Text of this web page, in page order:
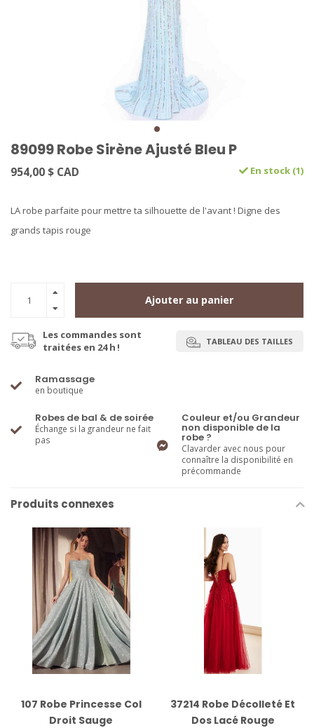
89099 Robe Sirène Ajusté Bleu P
954,00 $ CAD En stock (1)
LA robe parfaite pour mettre ta silhouette de l'avant ! Digne des
grands tapis rouge
Ajouter au panier
Les commandes sont
traitées en 24 h !
TABLEAU DES TAILLES
Ramassage
en boutique
Robes de bal & de soirée
Échange si la grandeur ne fait
pas
Couleur et/ou Grandeur
non disponible de la
robe ?
Clavarder avec nous pour
connaître la disponibilité en
précommande
Produits connexes
107 Robe Princesse Col
Droit Sauge
37214 Robe Décolleté Et
Dos Lacé Rouge